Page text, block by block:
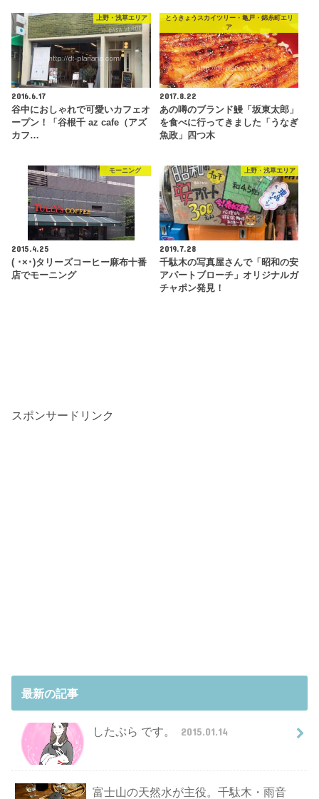
上野・浅草エリア
2016.6.17
谷中におしゃれで可愛いカフェオ
ープン！「谷根千 az cafe（アズ
カフ…
とうきょうスカイツリー・亀戸・錦糸町エリ
ア
2017.8.22
あの噂のブランド鰻「坂東太郎」
を食べに行ってきました「うなぎ
魚政」四つ木
モーニング
2015.4.25
( ･×･)タリーズコーヒー麻布十番
店でモーニング
上野・浅草エリア
2019.7.28
千駄木の写真屋さんで「昭和の安
アパートブローチ」オリジナルガ
チャポン発見！
スポンサードリンク
最新の記事
したぷら です。 2015.01.14
富士山の天然水が主役。千駄木・雨音